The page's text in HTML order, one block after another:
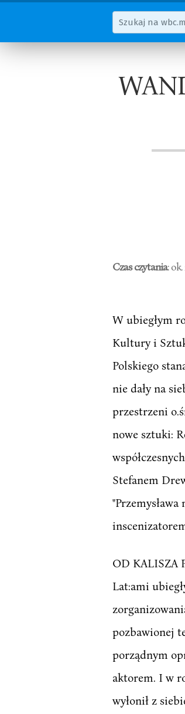
Czas czytania:
W ubiegłym
Kultury i
Polskiego
nie dały na
przestrzeni
nowe sztuki:
Stefanem
OD KALISZA
Lat:ami
pozbawionej
porządnym
aktorem. I w
wyłonił z